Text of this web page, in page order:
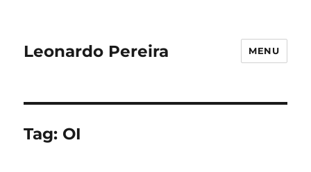
Leonardo Pereira MENU
Tag: OI